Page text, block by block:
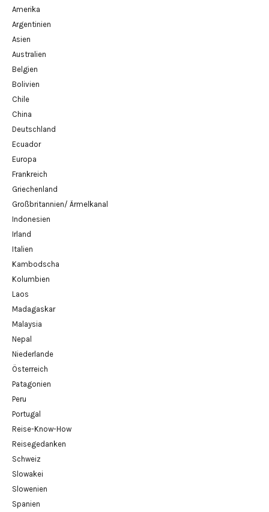
Amerika
Argentinien
Asien
Australien
Belgien
Bolivien
Chile
China
Deutschland
Ecuador
Europa
Frankreich
Griechenland
Großbritannien/ Ärmelkanal
Indonesien
Irland
Italien
Kambodscha
Kolumbien
Laos
Madagaskar
Malaysia
Nepal
Niederlande
Österreich
Patagonien
Peru
Portugal
Reise-Know-How
Reisegedanken
Schweiz
Slowakei
Slowenien
Spanien